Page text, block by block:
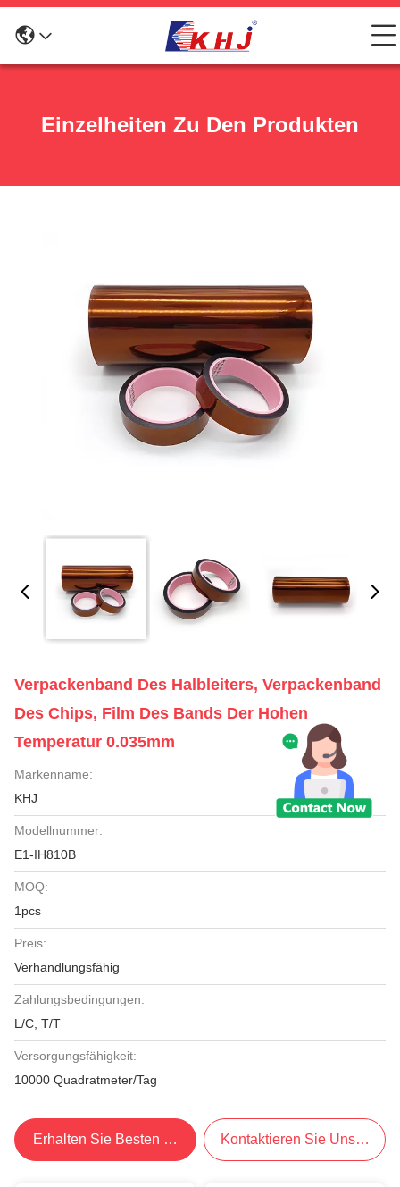
Einzelheiten Zu Den Produkten
Verpackenband Des Halbleiters, Verpackenband
Des Chips, Film Des Bands Der Hohen
Temperatur 0.035mm
Markenname:
KHJ
Modellnummer:
E1-IH810B
MOQ:
1pcs
Preis:
Verhandlungsfähig
Zahlungsbedingungen:
L/C, T/T
Versorgungsfähigkeit:
10000 Quadratmeter/Tag
Erhalten Sie Besten Preis Kontaktieren Sie Uns Jetzt